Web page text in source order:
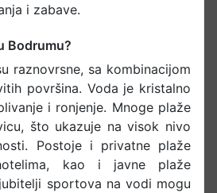
i zabave.
Bodrumu?
raznovrsne, sa kombinacijom
površina. Voda je kristalno
i ronjenje. Mnoge plaže
što ukazuje na visok nivo
Postoje i privatne plaže
kao i javne plaže
sportova na vodi mogu